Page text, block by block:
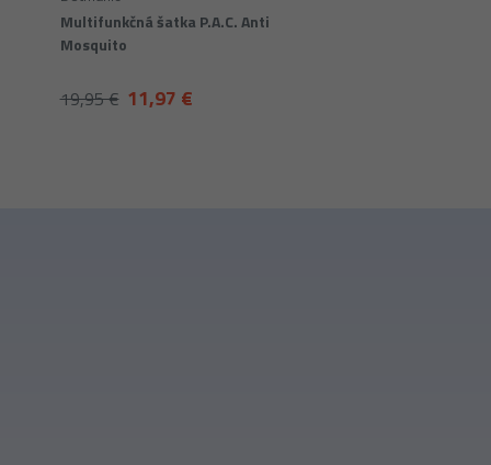
Multifunkčná šatka P.A.C. Anti
Mosquito
11,97 €
19,95 €